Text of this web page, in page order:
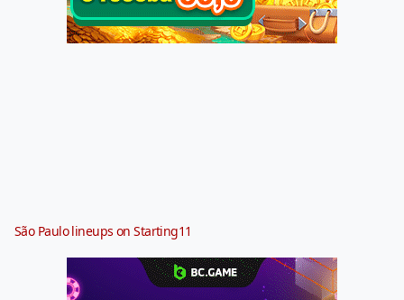
São Paulo lineups on Starting11